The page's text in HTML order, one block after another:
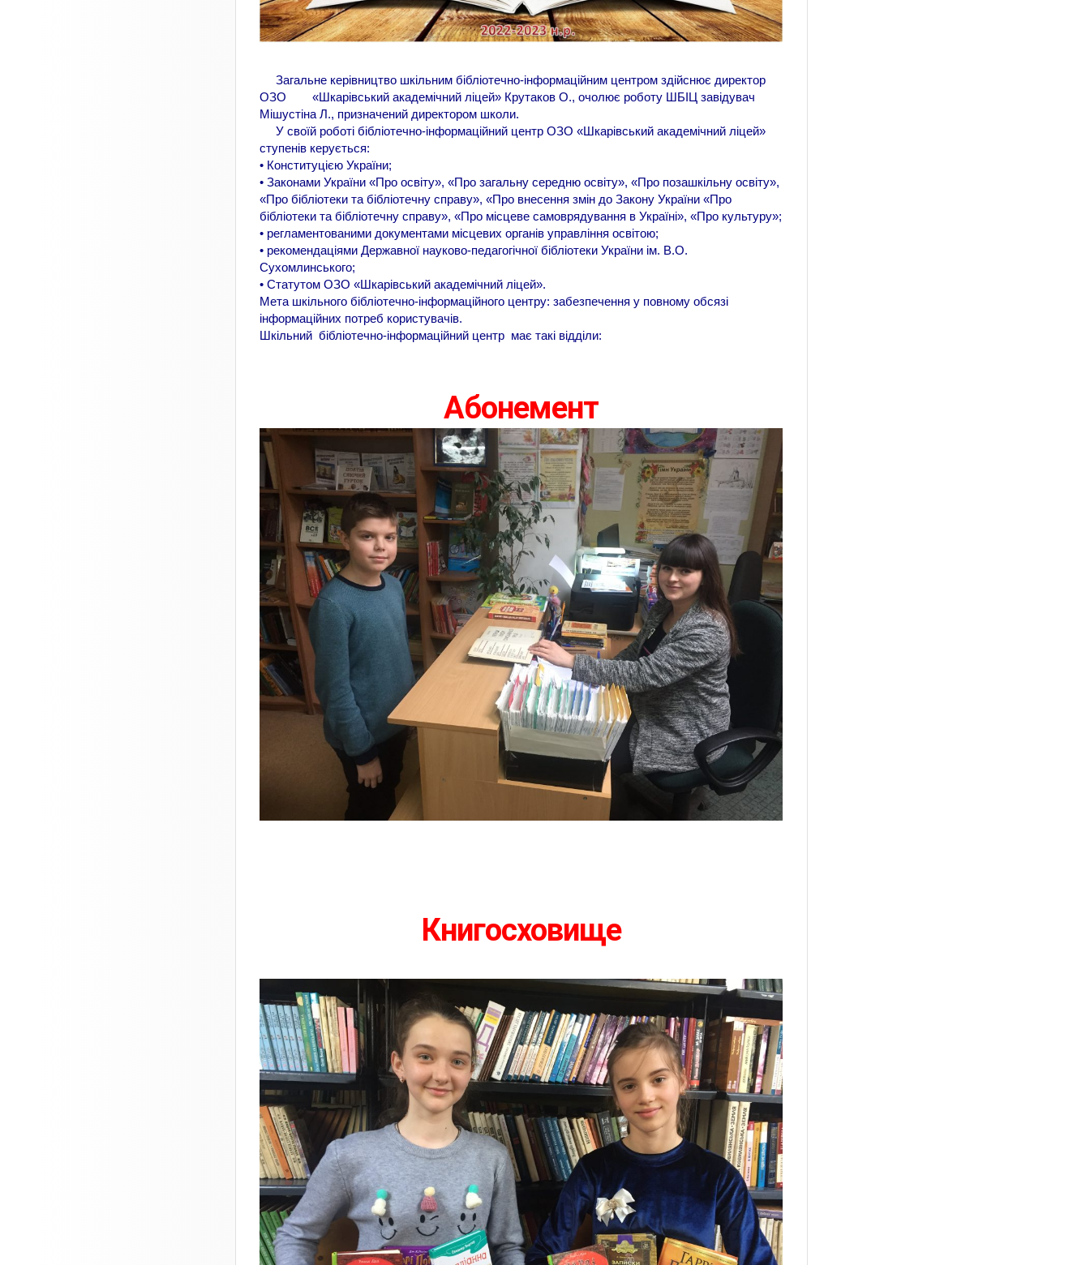
Загальне керівництво шкільним бібліотечно-інформаційним центром здійснює директор
ОЗО «Шкарівський академічний ліцей» Крутаков О., очолює роботу ШБІЦ завідувач
Мішустіна Л., призначений директором школи.
У своїй роботі бібліотечно-інформаційний центр ОЗО «Шкарівський академічний ліцей»
ступенів керується:
• Конституцією України;
• Законами України «Про освіту», «Про загальну середню освіту», «Про позашкільну освіту»,
«Про бібліотеки та бібліотечну справу», «Про внесення змін до Закону України «Про
бібліотеки та бібліотечну справу», «Про місцеве самоврядування в Україні», «Про культуру»;
• регламентованими документами місцевих органів управління освітою;
• рекомендаціями Державної науково-педагогічної бібліотеки України ім. В.О.
Сухомлинського;
• Статутом ОЗО «Шкарівський академічний ліцей».
Мета шкільного бібліотечно-інформаційного центру: забезпечення у повному обсязі
інформаційних потреб користувачів.
Шкільний бібліотечно-інформаційний центр має такі відділи:
Абонемент
Книгосховище